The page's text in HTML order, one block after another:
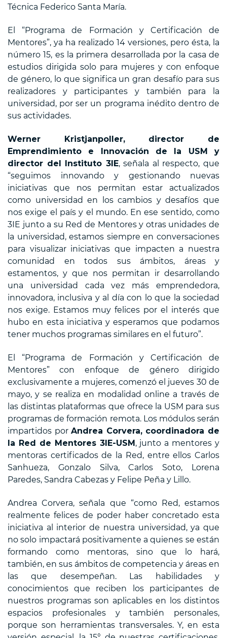
Técnica Federico Santa María.
El “Programa de Formación y Certificación de
Mentores”, ya ha realizado 14 versiones, pero ésta, la
número 15, es la primera desarrollada por la casa de
estudios dirigida solo para mujeres y con enfoque
de género, lo que significa un gran desafío para sus
realizadores y participantes y también para la
universidad, por ser un programa inédito dentro de
sus actividades.
Werner Kristjanpoller, director de
Emprendimiento e Innovación de la USM y
director del Instituto 3IE, señala al respecto, que
“seguimos innovando y gestionando nuevas
iniciativas que nos permitan estar actualizados
como universidad en los cambios y desafíos que
nos exige el país y el mundo. En ese sentido, como
3IE junto a su Red de Mentores y otras unidades de
la universidad, estamos siempre en conversaciones
para visualizar iniciativas que impacten a nuestra
comunidad en todos sus ámbitos, áreas y
estamentos, y que nos permitan ir desarrollando
una universidad cada vez más emprendedora,
innovadora, inclusiva y al día con lo que la sociedad
nos exige. Estamos muy felices por el interés que
hubo en esta iniciativa y esperamos que podamos
tener muchos programas similares en el futuro”.
El “Programa de Formación y Certificación de
Mentores” con enfoque de género dirigido
exclusivamente a mujeres, comenzó el jueves 30 de
mayo, y se realiza en modalidad online a través de
las distintas plataformas que ofrece la USM para sus
programas de formación remota. Los módulos serán
impartidos porAndrea Corvera, coordinadora de
la Red de Mentores 3IE-USM, junto a mentores y
mentoras certificados de la Red, entre ellos Carlos
Sanhueza, Gonzalo Silva, Carlos Soto, Lorena
Paredes, Sandra Cabezas y Felipe Peña y Lillo.
Andrea Corvera, señala que “como Red, estamos
realmente felices de poder haber concretado esta
iniciativa al interior de nuestra universidad, ya que
no solo impactará positivamente a quienes se están
formando como mentoras, sino que lo hará,
también, en sus ámbitos de competencia y áreas en
las que desempeñan. Las habilidades y
conocimientos que reciben los participantes de
nuestros programas son aplicables en los distintos
espacios profesionales y también personales,
porque son herramientas transversales. Y, en esta